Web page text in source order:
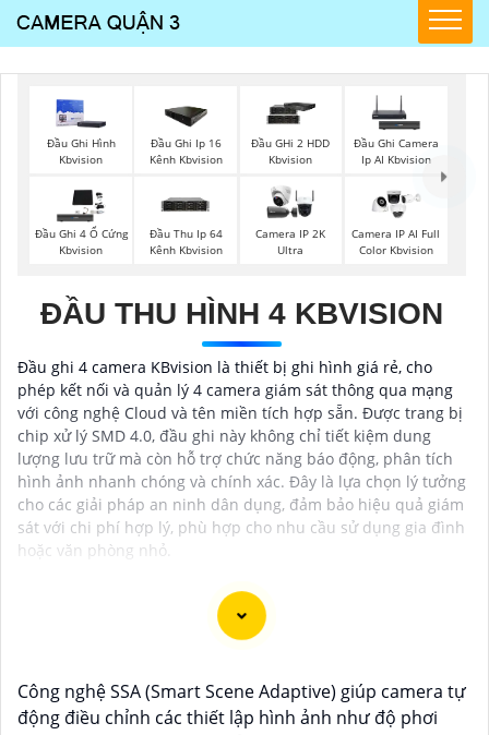
Đầu Ghi Hình
Kbvision
Đầu Ghi Ip 16
Kênh Kbvision
Đầu GHi 2 HDD
Kbvision
Đầu Ghi Camera
Ip AI Kbvision
Đầu Ghi 4 Ổ Cứng
Kbvision
Đầu Thu Ip 64
Kênh Kbvision
Camera IP 2K
Ultra
Camera IP AI Full
Color Kbvision
ĐẦU THU HÌNH 4 KBVISION
Đầu ghi 4 camera KBvision là thiết bị ghi hình giá rẻ, cho
phép kết nối và quản lý 4 camera giám sát thông qua mạng
với công nghệ Cloud và tên miền tích hợp sẵn. Được trang bị
chip xử lý SMD 4.0, đầu ghi này không chỉ tiết kiệm dung
lượng lưu trữ mà còn hỗ trợ chức năng báo động, phân tích
hình ảnh nhanh chóng và chính xác. Đây là lựa chọn lý tưởng
cho các giải pháp an ninh dân dụng, đảm bảo hiệu quả giám
sát với chi phí hợp lý, phù hợp cho nhu cầu sử dụng gia đình
hoặc văn phòng nhỏ.
mua Camera Kbvision với chiết khấu cao và giải pháp
phù hợp trong ngữ cảnh của một đại lý công nghệ:
Công nghệ SSA (Smart Scene Adaptive) giúp camera tự
động điều chỉnh các thiết lập hình ảnh như độ phơi